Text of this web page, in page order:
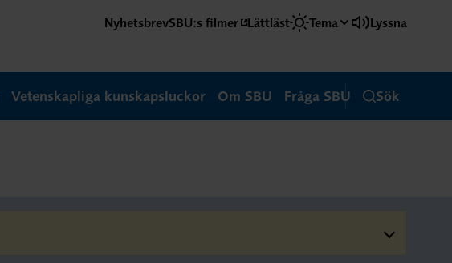
NyhetsbrevSBU:s filmer Lättläst Tema Lyssna
Vetenskapliga kunskapsluckor Om SBU Fråga SBU Sök